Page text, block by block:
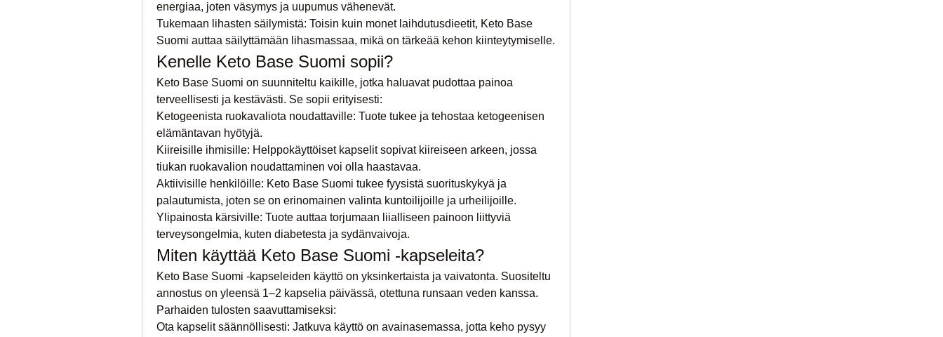
energiaa, joten väsymys ja uupumus vähenevät.
Tukemaan lihasten säilymistä: Toisin kuin monet laihdutusdieetit, Keto Base
Suomi auttaa säilyttämään lihasmassaa, mikä on tärkeää kehon kiinteytymiselle.
Kenelle Keto Base Suomi sopii?
Keto Base Suomi on suunniteltu kaikille, jotka haluavat pudottaa painoa
terveellisesti ja kestävästi. Se sopii erityisesti:
Ketogeenista ruokavaliota noudattaville: Tuote tukee ja tehostaa ketogeenisen
elämäntavan hyötyjä.
Kiireisille ihmisille: Helppokäyttöiset kapselit sopivat kiireiseen arkeen, jossa
tiukan ruokavalion noudattaminen voi olla haastavaa.
Aktiivisille henkilöille: Keto Base Suomi tukee fyysistä suorituskykyä ja
palautumista, joten se on erinomainen valinta kuntoilijoille ja urheilijoille.
Ylipainosta kärsiville: Tuote auttaa torjumaan liialliseen painoon liittyviä
terveysongelmia, kuten diabetesta ja sydänvaivoja.
Miten käyttää Keto Base Suomi -kapseleita?
Keto Base Suomi -kapseleiden käyttö on yksinkertaista ja vaivatonta. Suositeltu
annostus on yleensä 1–2 kapselia päivässä, otettuna runsaan veden kanssa.
Parhaiden tulosten saavuttamiseksi:
Ota kapselit säännöllisesti: Jatkuva käyttö on avainasemassa, jotta keho pysyy